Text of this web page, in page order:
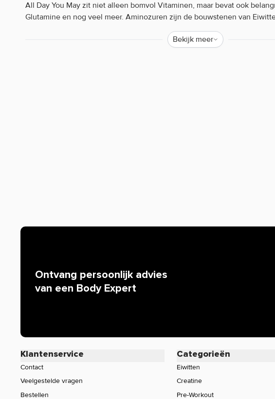
All Day You May zit niet alleen bomvol Vitaminen, maar bevat ook
Glutamine en nog veel meer. Aminozuren zijn de bouwstenen van
All Day You May 5% Nutrition Rich Piana is speciaal samengesteld om
Bekijk meer
Ontvang persoonlijk advies
van een Body Expert
Klantenservice
Contact
Veelgestelde vragen
Bestellen
Categorieën
Eiwitten
Creatine
Pre-Workout